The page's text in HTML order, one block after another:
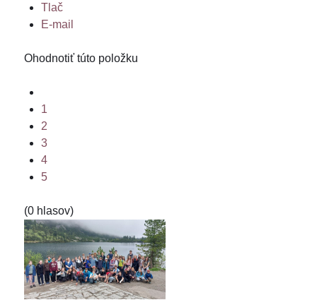
Tlač
E-mail
Ohodnotiť túto položku
1
2
3
4
5
(0 hlasov)